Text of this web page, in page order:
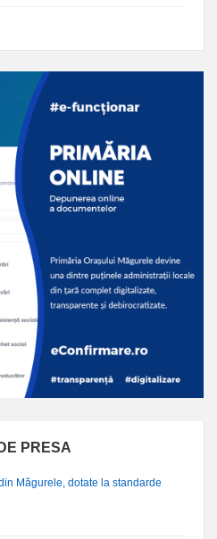
PRESA
Măgurele, dotate la standarde